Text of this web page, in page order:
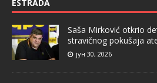
ESTRADA
Saša Mirković otkrio
stravičnog pokušaja
јун 30, 2026